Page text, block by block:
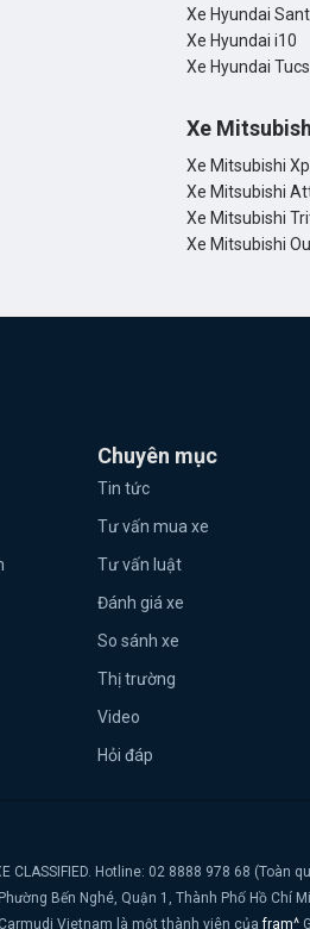
Xe Hyundai
Xe Hyundai i10
Xe Hyundai
Xe
Xe Mitsubishi
Xe Mitsubishi
Xe Mitsubishi
Xe Mitsubishi
Chuyên mục
Tin tức
Tư vấn mua xe
Tư vấn luật
Đánh giá xe
So sánh xe
Thị trường
Video
Hỏi đáp
CLASSIFIED. Hotline: 02 8888 978 68 (Toàn
Bến Nghé, Quận 1, Thành Phố Hồ Chí
Carmudi Vietnam là một thành viên củafram^